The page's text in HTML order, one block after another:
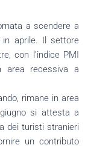
a scendere a
in aprile. Il settore
con l'indice PMI
area recessiva a
rimane in area
si attesta a
dei turisti stranieri
un contributo